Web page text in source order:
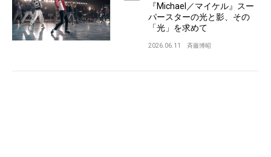
『Michael／マイケル』スー
パースターの光と影、その
「光」を求めて
2026.06.11 斉藤博昭